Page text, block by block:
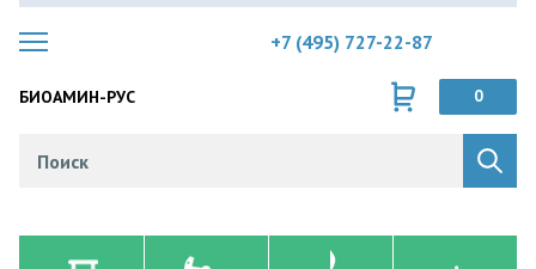
+7 (495) 727-22-87
БИОАМИН-РУС 0